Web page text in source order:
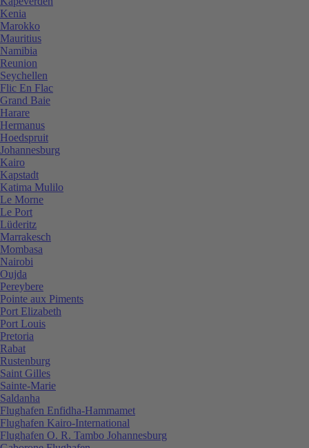
Kenia
Marokko
Mauritius
Namibia
Reunion
Seychellen
Flic En Flac
Grand Baie
Harare
Hermanus
Hoedspruit
Johannesburg
Kairo
Kapstadt
Katima Mulilo
Le Morne
Le Port
Lüderitz
Marrakesch
Mombasa
Nairobi
Oujda
Pereybere
Pointe aux Piments
Port Elizabeth
Port Louis
Pretoria
Rabat
Rustenburg
Saint Gilles
Sainte-Marie
Saldanha
Flughafen Enfidha-Hammamet
Flughafen Kairo-International
Flughafen O. R. Tambo Johannesburg